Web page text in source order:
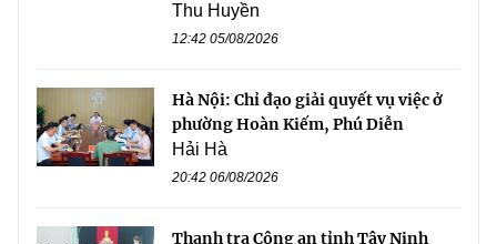
Thu Huyền
12:42 05/08/2026
Hà Nội: Chỉ đạo giải quyết vụ việc ở
phường Hoàn Kiếm, Phú Diễn
Hải Hà
20:42 06/08/2026
Thanh tra Công an tỉnh Tây Ninh